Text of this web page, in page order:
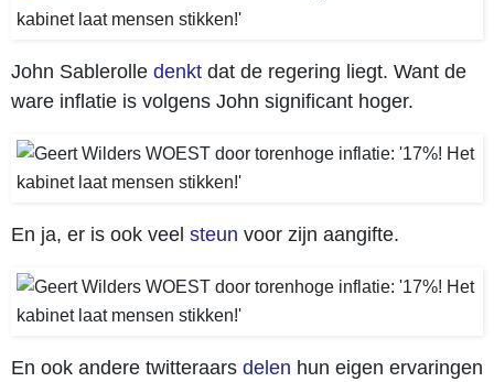
John Sablerolle denkt dat de regering liegt. Want de
ware inflatie is volgens John significant hoger.
En ja, er is ook veel steun voor zijn aangifte.
En ook andere twitteraars delen hun eigen ervaringen